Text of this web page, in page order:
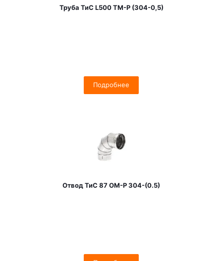
Труба ТиС L500 ТМ-Р (304-0,5)
Подробнее
Отвод ТиС 87 OM-Р 304-(0.5)